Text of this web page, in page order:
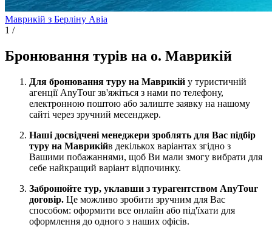
Маврикій з Берліну Авіа
1 /
Бронювання турів на о. Маврикій
Для бронювання туру на Маврикій у туристичній
агенції AnyTour зв'яжіться з нами по телефону,
електронною поштою або залиште заявку на нашому
сайті через зручний месенджер.
Наші досвідчені менеджери зроблять для Вас підбір
туру на Маврикійв декількох варіантах згідно з
Вашими побажаннями, щоб Ви мали змогу вибрати для
себе найкращий варіант відпочинку.
Забронюйте тур, уклавши з турагентством AnyTour
договір. Це можливо зробити зручним для Вас
способом: оформити все онлайн або під'їхати для
оформлення до одного з наших офісів.